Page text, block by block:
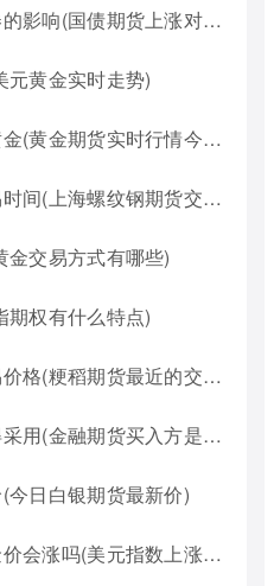
债期货上涨对债券的影响大吗)
元黄金实时走势)
(黄金期货实时行情今天)
间(上海螺纹钢期货交割)
金交易方式有哪些)
期权有什么特点)
期货最近的交易价格是什么)
期货买入方是否有履约权利)
今日白银期货最新价)
吗(美元指数上涨金价下跌)